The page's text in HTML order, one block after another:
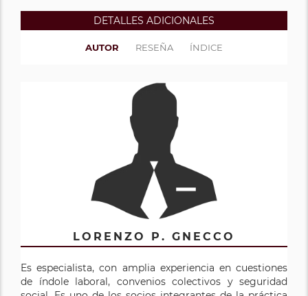
DETALLES ADICIONALES
AUTOR RESEÑA ÍNDICE
LORENZO P. GNECCO
Es especialista, con amplia experiencia en cuestiones
de índole laboral, convenios colectivos y seguridad